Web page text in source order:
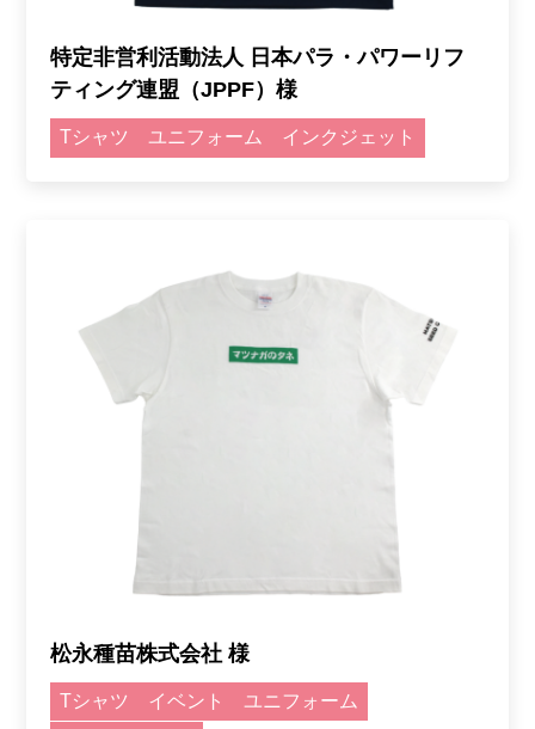
特定非営利活動法人 日本パラ・パワーリフ
ティング連盟（JPPF）様
Tシャツ ユニフォーム インクジェット
松永種苗株式会社 様
Tシャツ イベント
ユニフォーム